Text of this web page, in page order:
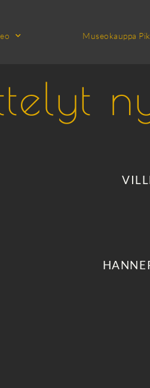
Museokauppa